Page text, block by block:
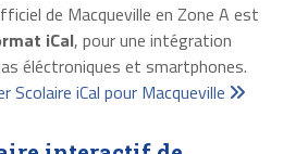
de Macqueville en Zone A est
iCal, pour une intégration
éléctroniques et smartphones.
Scolaire iCal pour Macqueville